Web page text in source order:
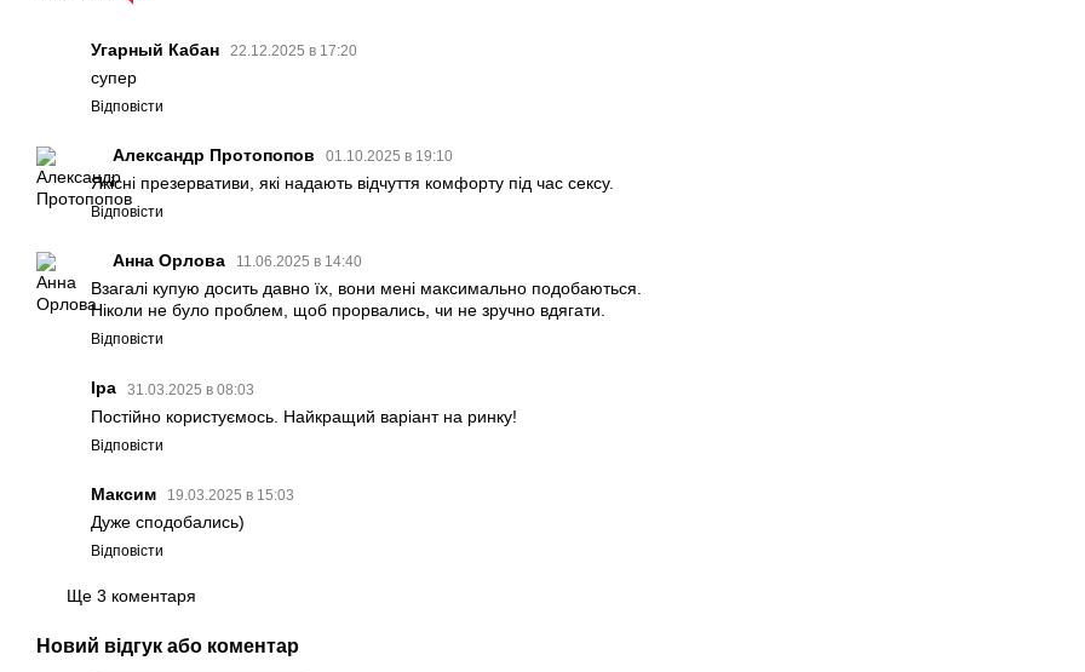
Угарный Кабан 22.12.2025 в 17:20
супер
Відповісти
Александр Протопопов 01.10.2025 в 19:10
Якісні презервативи, які надають відчуття комфорту під час сексу.
Відповісти
Анна Орлова 11.06.2025 в 14:40
Взагалі купую досить давно їх, вони мені максимально подобаються.
Ніколи не було проблем, щоб прорвались, чи не зручно вдягати.
Відповісти
Іра 31.03.2025 в 08:03
Постійно користуємось. Найкращий варіант на ринку!
Відповісти
Максим 19.03.2025 в 15:03
Дуже сподобались)
Відповісти
Ще 3 коментаря
Новий відгук або коментар